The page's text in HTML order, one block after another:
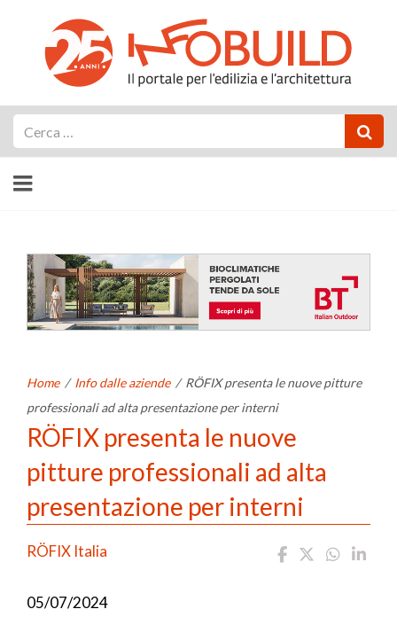
Home / Info dalle aziende / RÖFIX presenta le nuove pitture
professionali ad alta presentazione per interni
RÖFIX presenta le nuove
pitture professionali ad alta
presentazione per interni
RÖFIX Italia
05/07/2024